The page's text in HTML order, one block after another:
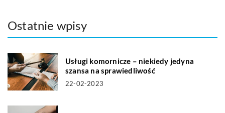
Ostatnie wpisy
Usługi komornicze – niekiedy jedyna
szansa na sprawiedliwość
22-02-2023